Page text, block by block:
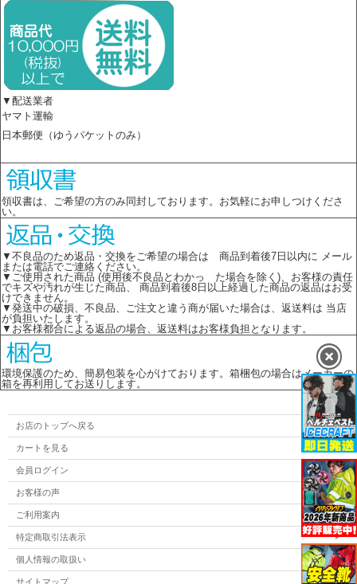
▼配送業者
ヤマト運輸
日本郵便（ゆうパケットのみ）
領収書は、ご希望の方のみ同封しております。お気軽にお申しつけくださ
い。
▼不良品のため返品・交換をご希望の場合は 商品到着後7日以内に メール
または電話でご連絡ください。
▼ご使用された商品 (使用後不良品とわかっ た場合を除く)、お客様の責任
でキズや汚れが生じた商品、 商品到着後8日以上経過した商品の返品はお受
けできません。
▼発送中の破損、不良品、ご注文と違う商が届いた場合は、返送料は 当店
が負担いたします。
▼お客様都合による返品の場合、返送料はお客様負担となります。
環境保護のため、簡易包装を心がけております。箱梱包の場合はメーカーの
箱を再利用してお送りします。
お店のトップへ戻る
カートを見る
会員ログイン
お客様の声
ご利用案内
特定商取引法表示
個人情報の取扱い
サイトマップ